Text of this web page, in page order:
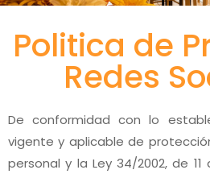
Politica de
Redes
De conformidad con lo
vigente y aplicable de
personal y la Ley 34/2002, de